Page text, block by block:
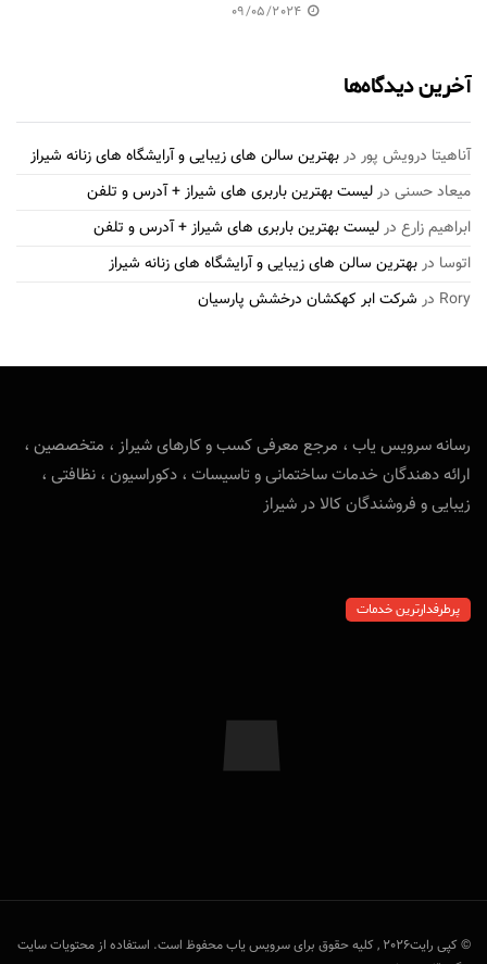
09/05/2024
آخرین دیدگاه‌ها
آناهیتا درویش پور دربهترین سالن های زیبایی و آرایشگاه های زنانه شیراز
میعاد حسنی درلیست بهترین باربری های شیراز + آدرس و تلفن
ابراهیم زارع درلیست بهترین باربری های شیراز + آدرس و تلفن
اتوسا دربهترین سالن های زیبایی و آرایشگاه های زنانه شیراز
Rory در شرکت ابر کهکشان درخشش پارسیان
رسانه سرویس یاب ، مرجع معرفی کسب و کارهای شیراز ، متخصصین ،
ارائه دهندگان خدمات ساختمانی و تاسیسات ، دکوراسیون ، نظافتی ،
زیبایی و فروشندگان کالا در شیراز
پرطرفدارترین خدمات
© کپی رایت2026 , کلیه حقوق برای سرویس یاب محفوظ است. استفاده‌ از محتویات سایت